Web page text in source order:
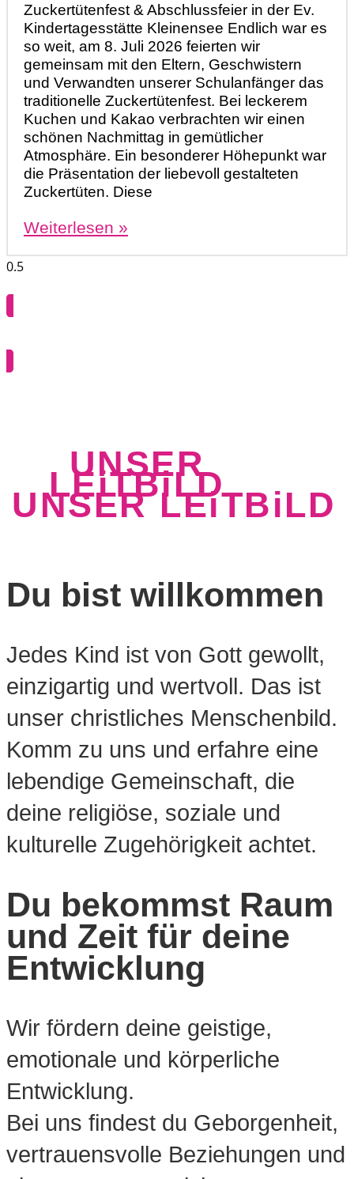
Zuckertütenfest & Abschlussfeier in der Ev.
Kindertagesstätte Kleinensee Endlich war es
so weit, am 8. Juli 2026 feierten wir
gemeinsam mit den Eltern, Geschwistern
und Verwandten unserer Schulanfänger das
traditionelle Zuckertütenfest. Bei leckerem
Kuchen und Kakao verbrachten wir einen
schönen Nachmittag in gemütlicher
Atmosphäre. Ein besonderer Höhepunkt war
die Präsentation der liebevoll gestalteten
Zuckertüten. Diese
Weiterlesen »
UNSER
LEiTBiLD
UNSER LEiTBiLD
Du bist willkommen
Jedes Kind ist von Gott gewollt,
einzigartig und wertvoll. Das ist
unser christliches Menschenbild.
Komm zu uns und erfahre eine
lebendige Gemeinschaft, die
deine religiöse, soziale und
kulturelle Zugehörigkeit achtet.
Du bekommst Raum
und Zeit für deine
Entwicklung
Wir fördern deine geistige,
emotionale und körperliche
Entwicklung.
Bei uns findest du Geborgenheit,
vertrauensvolle Beziehungen und